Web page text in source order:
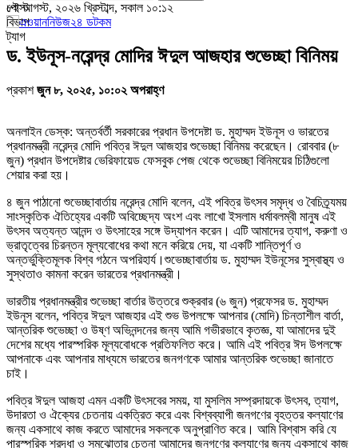
পোস্ট
বিভাগ
ট্যাগ
৮ই আগস্ট, ২০২৬ খ্রিস্টাব্দ, সকাল ১০:১২
ড. ইউনূস-নরেন্দ্র মোদির ঈদুল আজহার শুভেচ্ছা বিনিময়
প্রকাশজুন ৮, ২০২৫, ১০:০২ অপরাহ্ণ
অনলাইন ডেস্ক: অন্তর্বর্তী সরকারের প্রধান উপদেষ্টা ড. মুহাম্মদ ইউনূস ও ভারতের
প্রধানমন্ত্রী নরেন্দ্র মোদি পবিত্র ঈদুল আজহার শুভেচ্ছা বিনিময় করেছেন। রোববার (৮
জুন) প্রধান উপদেষ্টার ভেরিফায়েড ফেসবুক পেজ থেকে শুভেচ্ছা বিনিময়ের চিঠিগুলো
শেয়ার করা হয়।
৪ জুন পাঠানো শুভেচ্ছাবার্তায় নরেন্দ্র মোদি বলেন, এই পবিত্র উৎসব সমৃদ্ধ ও বৈচিত্র্যময়
সাংস্কৃতিক ঐতিহ্যের একটি অবিচ্ছেদ্য অংশ এবং লাখো ইসলাম ধর্মাবলম্বী মানুষ এই
উৎসব অত্যন্ত আনন্দ ও উৎসাহের সঙ্গে উদ্‌যাপন করেন। এটি আমাদের ত্যাগ, করুণা ও
ভ্রাতৃত্বের চিরন্তন মূল্যবোধের কথা মনে করিয়ে দেয়, যা একটি শান্তিপূর্ণ ও
অন্তর্ভুক্তিমূলক বিশ্ব গঠনে অপরিহার্য।শুভেচ্ছাবার্তায় ড. মুহাম্মদ ইউনূসের সুস্বাস্থ্য ও
সুস্থতাও কামনা করেন ভারতের প্রধানমন্ত্রী।
ভারতীয় প্রধানমন্ত্রীর শুভেচ্ছা বার্তার উত্তরে শুক্রবার (৬ জুন) প্রফেসর ড. মুহাম্মদ
ইউনূস বলেন, পবিত্র ঈদুল আজহার এই শুভ উপলক্ষে আপনার (মোদি) চিন্তাশীল বার্তা,
আন্তরিক শুভেচ্ছা ও উষ্ণ অভিনন্দনের জন্য আমি গভীরভাবে কৃতজ্ঞ, যা আমাদের দুই
দেশের মধ্যে পারস্পরিক মূল্যবোধকে প্রতিফলিত করে। আমি এই পবিত্র ঈদ উপলক্ষে
আপনাকে এবং আপনার মাধ্যমে ভারতের জনগণকে আমার আন্তরিক শুভেচ্ছা জানাতে
চাই।
পবিত্র ঈদুল আজহা এমন একটি উৎসবের সময়, যা মুসলিম সম্প্রদায়কে উৎসব, ত্যাগ,
উদারতা ও ঐক্যের চেতনায় একত্রিত করে এবং বিশ্বব্যাপী জনগণের বৃহত্তর কল্যাণের
জন্য একসাথে কাজ করতে আমাদের সকলকে অনুপ্রাণিত করে। আমি বিশ্বাস করি যে
পারস্পরিক শ্রদ্ধা ও সমঝোতার চেতনা আমাদের জনগণের কল্যাণের জন্য একসাথে কাজ